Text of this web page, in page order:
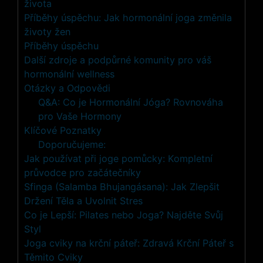
života
Příběhy úspěchu: Jak hormonální joga změnila
životy žen
Příběhy úspěchu
Další zdroje a podpůrné komunity pro váš
hormonální wellness
Otázky a Odpovědi
Q&A: Co je Hormonální Jóga? Rovnováha
pro Vaše Hormony
Klíčové Poznatky
Doporučujeme:
Jak používat při joge pomůcky: Kompletní
průvodce pro začátečníky
Sfinga (Salamba Bhujangásana): Jak Zlepšit
Držení Těla a Uvolnit Stres
Co je Lepší: Pilates nebo Joga? Najděte Svůj
Styl
Joga cviky na krční páteř: Zdravá Krční Páteř s
Těmito Cviky